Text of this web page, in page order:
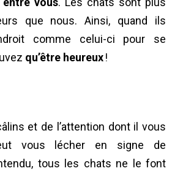
que nous. Ainsi, quand ils
comme celui-ci pour se
qu’être heureux!
et de l’attention dont il vous
vous lécher en signe de
tous les chats ne le font